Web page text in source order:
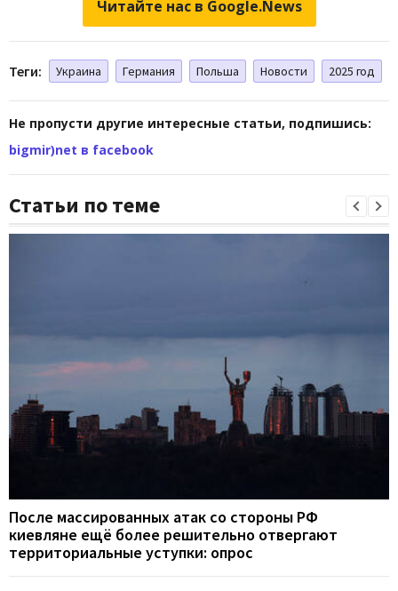
Читайте нас в Google.News
Теги: Украина Германия Польша Новости 2025 год
Не пропусти другие интересные статьи, подпишись:
bigmir)net в facebook
Статьи по теме
После массированных атак со стороны РФ
киевляне ещё более решительно отвергают
территориальные уступки: опрос